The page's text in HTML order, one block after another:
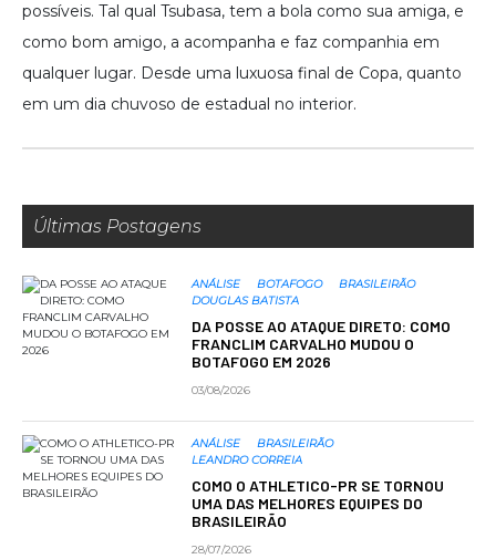
possíveis. Tal qual Tsubasa, tem a bola como sua amiga, e
como bom amigo, a acompanha e faz companhia em
qualquer lugar. Desde uma luxuosa final de Copa, quanto
em um dia chuvoso de estadual no interior.
Últimas Postagens
ANÁLISE BOTAFOGO
BRASILEIRÃO
DOUGLAS BATISTA
DA POSSE AO ATAQUE DIRETO: COMO
FRANCLIM CARVALHO MUDOU O
BOTAFOGO EM 2026
03/08/2026
ANÁLISE
BRASILEIRÃO
LEANDRO CORREIA
COMO O ATHLETICO-PR SE TORNOU
UMA DAS MELHORES EQUIPES DO
BRASILEIRÃO
28/07/2026